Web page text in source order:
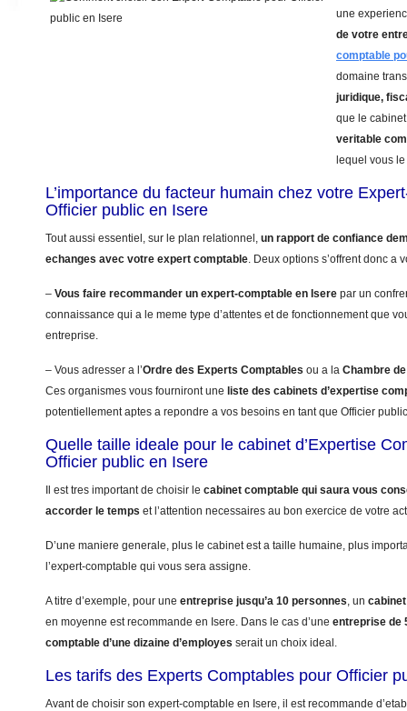
une
de votre
comptable
domaine
juridique,
que le
veritable
lequel vous
L’importance du facteur humain chez votre
Officier public en Isere
Tout aussi essentiel, sur le plan relationnel, un rapport de confiance
echanges avec votre expert comptable. Deux options s’offrent donc a
– Vous faire recommander un expert-comptable en Isere par un
connaissance qui a le meme type d’attentes et de fonctionnement que
entreprise.
– Vous adresser a l’Ordre des Experts Comptables ou a la Chambre
Ces organismes vous fourniront une liste des cabinets d’expertise
potentiellement aptes a repondre a vos besoins en tant que Officier
Quelle taille ideale pour le cabinet d’Expertise
Officier public en Isere
Il est tres important de choisir le cabinet comptable qui saura vous
accorder le temps et l’attention necessaires au bon exercice de votre
D’une maniere generale, plus le cabinet est a taille humaine, plus
l’expert-comptable qui vous sera assigne.
A titre d’exemple, pour une entreprise jusqu’a 10 personnes, un
en moyenne est recommande en Isere. Dans le cas d’une entreprise de
comptable d’une dizaine d’employes serait un choix ideal.
Les tarifs des Experts Comptables pour Officier
Avant de choisir son expert-comptable en Isere, il est recommande